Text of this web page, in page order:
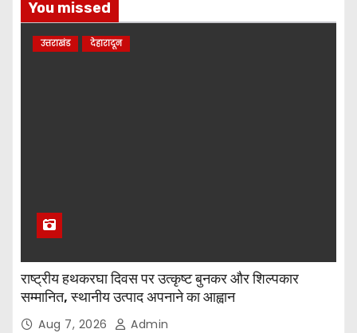
You missed
उत्तराखंड देहारादून
राष्ट्रीय हथकरघा दिवस पर उत्कृष्ट बुनकर और शिल्पकार
सम्मानित, स्थानीय उत्पाद अपनाने का आह्वान
Aug 7, 2026 Admin